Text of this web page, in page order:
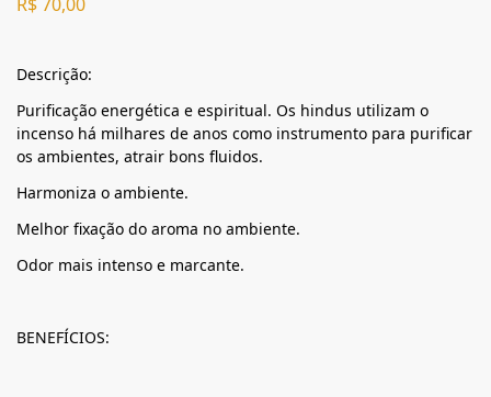
Descrição:
Purificação energética e espiritual. Os hindus utilizam o
incenso há milhares de anos como instrumento para purificar
os ambientes, atrair bons fluidos.
Harmoniza o ambiente.
Melhor fixação do aroma no ambiente.
Odor mais intenso e marcante.
BENEFÍCIOS: